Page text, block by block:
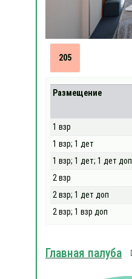
205
Размещение
1 взр
1 взр; 1 дет
1 взр; 1 дет; 1 дет доп
2 взр
2 взр; 1 дет доп
2 взр; 1 взр доп
Главная палуба